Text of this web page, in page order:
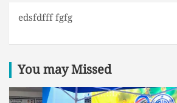
edsfdfff fgfg
You may Missed